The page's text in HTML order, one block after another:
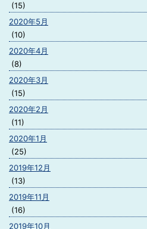
(15)
2020年5月
(10)
2020年4月
(8)
2020年3月
(15)
2020年2月
(11)
2020年1月
(25)
2019年12月
(13)
2019年11月
(16)
2019年10月